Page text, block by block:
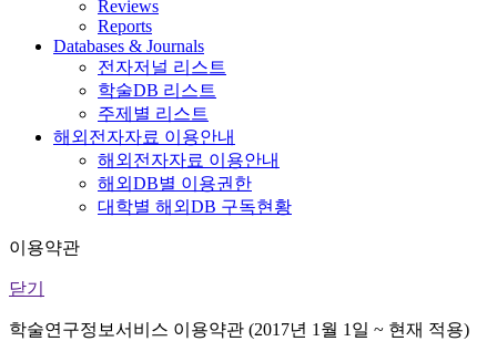
Reviews
Reports
Databases & Journals
전자저널 리스트
학술DB 리스트
주제별 리스트
해외전자자료 이용안내
해외전자자료 이용안내
해외DB별 이용권한
대학별 해외DB 구독현황
이용약관
닫기
학술연구정보서비스 이용약관 (2017년 1월 1일 ~ 현재 적용)